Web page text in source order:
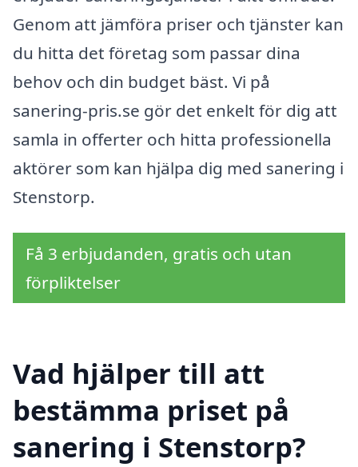
Genom att jämföra priser och tjänster kan
du hitta det företag som passar dina
behov och din budget bäst. Vi på
sanering-pris.se gör det enkelt för dig att
samla in offerter och hitta professionella
aktörer som kan hjälpa dig med sanering i
Stenstorp.
Få 3 erbjudanden, gratis och utan
förpliktelser
Vad hjälper till att
bestämma priset på
sanering i Stenstorp?